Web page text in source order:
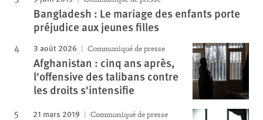
Bangladesh : Le mariage des enfants porte
préjudice aux jeunes filles
3 août 2026 Communiqué de presse
Afghanistan : cinq ans après,
l'offensive des talibans contre
les droits s'intensifie
21 mars 2019 Communiqué de presse